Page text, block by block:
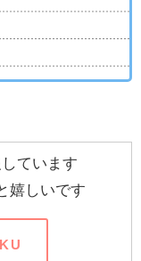
ています
嬉しいです